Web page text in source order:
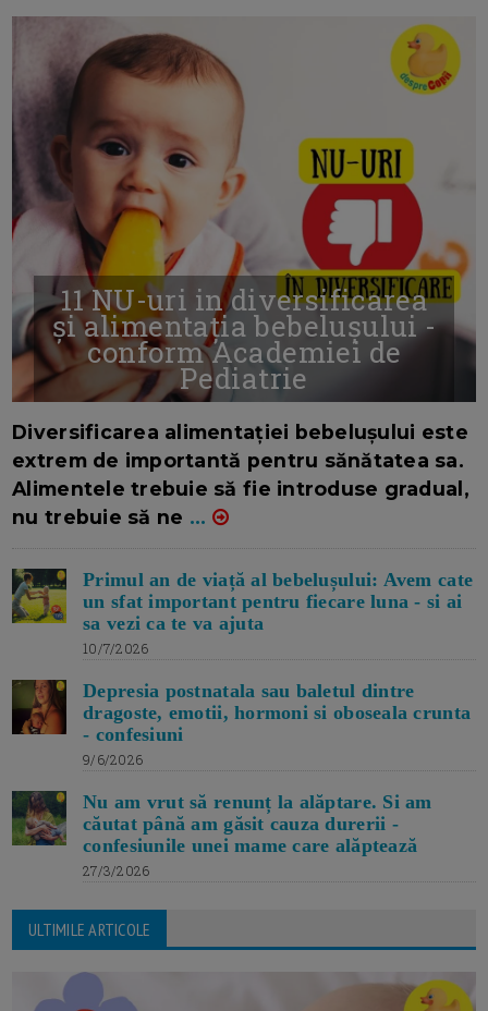
11 NU-uri in diversificarea
și alimentația bebelușului -
conform Academiei de
Pediatrie
Diversificarea alimentației bebelușului este
extrem de importantă pentru sănătatea sa.
Alimentele trebuie să fie introduse gradual,
nu trebuie să ne ...
Primul an de viață al bebelușului: Avem cate
un sfat important pentru fiecare luna - si ai
sa vezi ca te va ajuta
10/7/2026
Depresia postnatala sau baletul dintre
dragoste, emotii, hormoni si oboseala crunta
- confesiuni
9/6/2026
Nu am vrut să renunț la alăptare. Si am
căutat până am găsit cauza durerii -
confesiunile unei mame care alăptează
27/3/2026
ULTIMILE ARTICOLE